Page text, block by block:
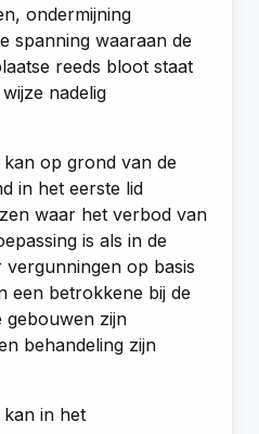
ondermijning
spanning waaraan de
reeds bloot staat
nadelig
op grond van de
in het eerste lid
waar het verbod van
is als in de
op basis
een betrokkene bij de
gebouwen zijn
behandeling zijn
in het